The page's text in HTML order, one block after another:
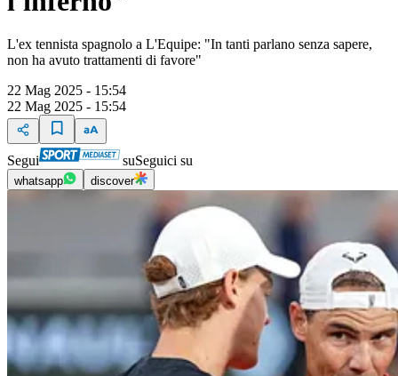
L'ex tennista spagnolo a L'Equipe: "In tanti parlano senza sapere,
non ha avuto trattamenti di favore"
22 Mag 2025 - 15:54
22 Mag 2025 - 15:54
Segui suSeguici su
whatsapp discover